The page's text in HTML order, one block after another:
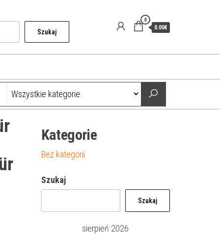
Szukaj
0
0.00€
Kategorie
Bez kategorii
Szukaj
Szukaj
sierpień 2026